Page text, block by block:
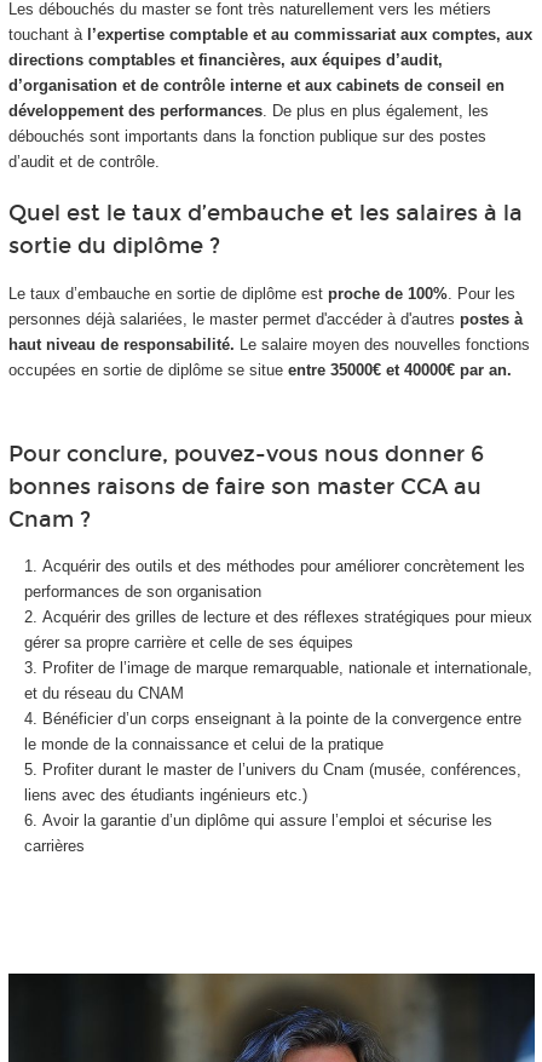
Les débouchés du master se font très naturellement vers les métiers
touchant à l’expertise comptable et au commissariat aux comptes, aux
directions comptables et financières, aux équipes d’audit,
d’organisation et de contrôle interne et aux cabinets de conseil en
développement des performances. De plus en plus également, les
débouchés sont importants dans la fonction publique sur des postes
d’audit et de contrôle.
Quel est le taux d’embauche et les salaires à la
sortie du diplôme ?
Le taux d’embauche en sortie de diplôme est proche de 100%. Pour les
personnes déjà salariées, le master permet d'accéder à d'autres postes à
haut niveau de responsabilité. Le salaire moyen des nouvelles fonctions
occupées en sortie de diplôme se situe entre 35000€ et 40000€ par an.
Pour conclure, pouvez-vous nous donner 6
bonnes raisons de faire son master CCA au
Cnam ?
Acquérir des outils et des méthodes pour améliorer concrètement les
performances de son organisation
Acquérir des grilles de lecture et des réflexes stratégiques pour mieux
gérer sa propre carrière et celle de ses équipes
Profiter de l’image de marque remarquable, nationale et internationale,
et du réseau du CNAM
Bénéficier d’un corps enseignant à la pointe de la convergence entre
le monde de la connaissance et celui de la pratique
Profiter durant le master de l’univers du Cnam (musée, conférences,
liens avec des étudiants ingénieurs etc.)
Avoir la garantie d’un diplôme qui assure l’emploi et sécurise les
carrières